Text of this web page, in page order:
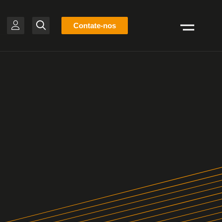
Lista
Pesquisar
Contate-nos